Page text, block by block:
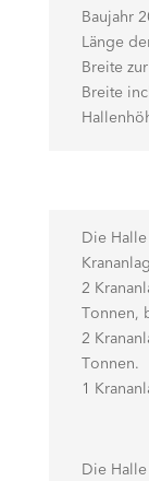
Baujahr
Länge
Breite
Breite
Die
2
Tonnen,
2
Tonnen.
1
Die